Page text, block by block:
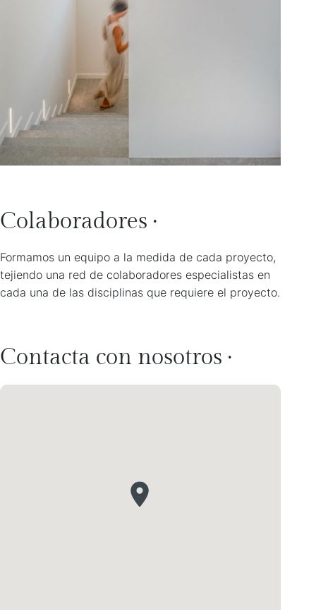
Colaboradores ·
Formamos un equipo a la medida de cada proyecto,
tejiendo una red de colaboradores especialistas en
cada una de las disciplinas que requiere el proyecto.
Contacta con nosotros ·